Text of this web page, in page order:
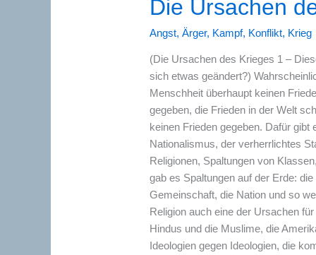
Die Ursachen
Angst,Ärger, Kampf, Konflikt, Krieg
(Die Ursachen des Krieges 1 –
sich etwas geändert?)
Menschheit überhaupt keinen
gegeben, die Frieden in der Welt
keinen Frieden gegeben. Dafür
Nationalismus, der verherrlichtes
Religionen, Spaltungen von
gab es Spaltungen auf der Erde:
Gemeinschaft, die Nation und so
Religion auch eine der Ursachen
Hindus und die Muslime, die
Ideologien gegen Ideologien, die